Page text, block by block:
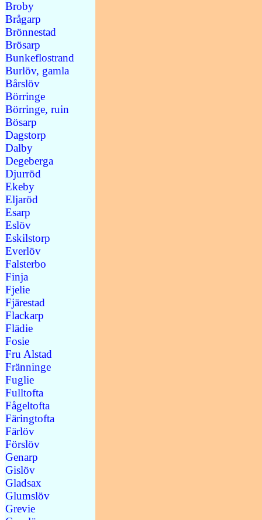
Broby
Brågarp
Brönnestad
Brösarp
Bunkeflostrand
Burlöv, gamla
Bårslöv
Börringe
Börringe, ruin
Bösarp
Dagstorp
Dalby
Degeberga
Djurröd
Ekeby
Eljaröd
Esarp
Eslöv
Eskilstorp
Everlöv
Falsterbo
Finja
Fjelie
Fjärestad
Flackarp
Flädie
Fosie
Fru Alstad
Fränninge
Fuglie
Fulltofta
Fågeltofta
Färingtofta
Färlöv
Förslöv
Genarp
Gislöv
Gladsax
Glumslöv
Grevie